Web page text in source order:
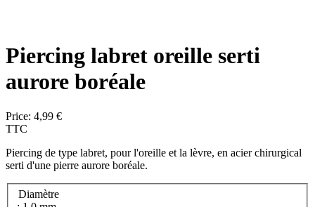
Piercing labret oreille serti
aurore boréale
Price: 4,99 €
TTC
Piercing de type labret, pour l'oreille et la lèvre, en acier chirurgical
serti d'une pierre aurore boréale.
Diamètre